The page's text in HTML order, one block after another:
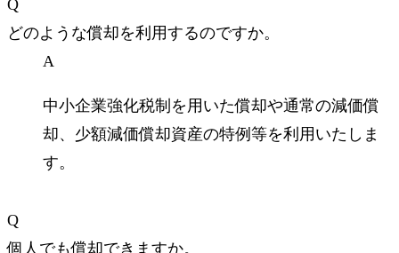
Q
どのような償却を利用するのですか。
A
中小企業強化税制を用いた償却や通常の減価償
却、少額減価償却資産の特例等を利用いたしま
す。
Q
個人でも償却できますか。